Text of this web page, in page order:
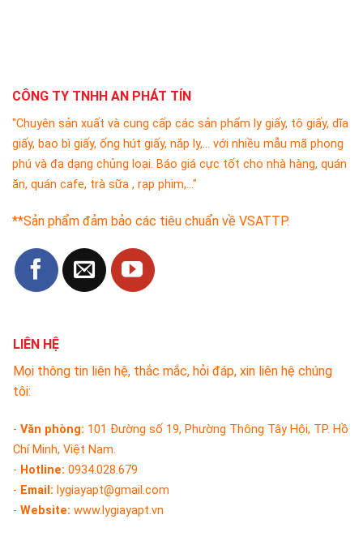
CÔNG TY TNHH AN PHÁT TÍN
"Chuyên sản xuất và cung cấp các sản phẩm ly giấy, tô giấy, dĩa
giấy, bao bì giấy, ống hút giấy, nắp ly,... với nhiều mẫu mã phong
phú và đa dạng chủng loại. Báo giá cực tốt cho nhà hàng, quán
ăn, quán cafe, trà sữa , rạp phim,..."
**Sản phẩm đảm bảo các tiêu chuẩn về VSATTP.
LIÊN HỆ
Mọi thông tin liên hệ, thắc mắc, hỏi đáp, xin liên hệ chúng
tôi:
- Văn phòng: 101 Đường số 19, Phường Thông Tây Hội, TP. Hồ
Chí Minh, Việt Nam.
- Hotline: 0934.028.679
- Email: lygiayapt@gmail.com
- Website: www.lygiayapt.vn